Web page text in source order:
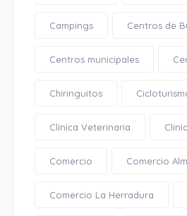
Campings Centros de
Centros municipales
Chiringuitos
Clínica Veterinaria
Comercio Comercio
Comercio La Herradura